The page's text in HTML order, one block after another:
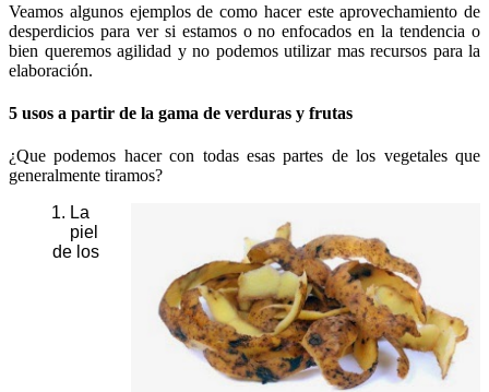
Veamos algunos ejemplos de como hacer este aprovechamiento de
desperdicios para ver si estamos o no enfocados en la tendencia o
bien queremos agilidad y no podemos utilizar mas recursos para la
elaboración.
5 usos a partir de la gama de verduras y frutas
¿Que podemos hacer con todas esas partes de los vegetales que
generalmente tiramos?
La
piel
de los